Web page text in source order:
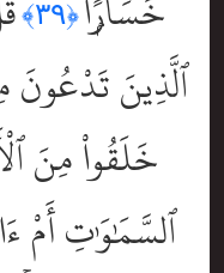
﴿٣٩﴾
ٱلَّذِينَ تَدْعُونَ
خَلَقُواْ مِنَ
ٱلسَّمَٰوَٰتِ أَمْ